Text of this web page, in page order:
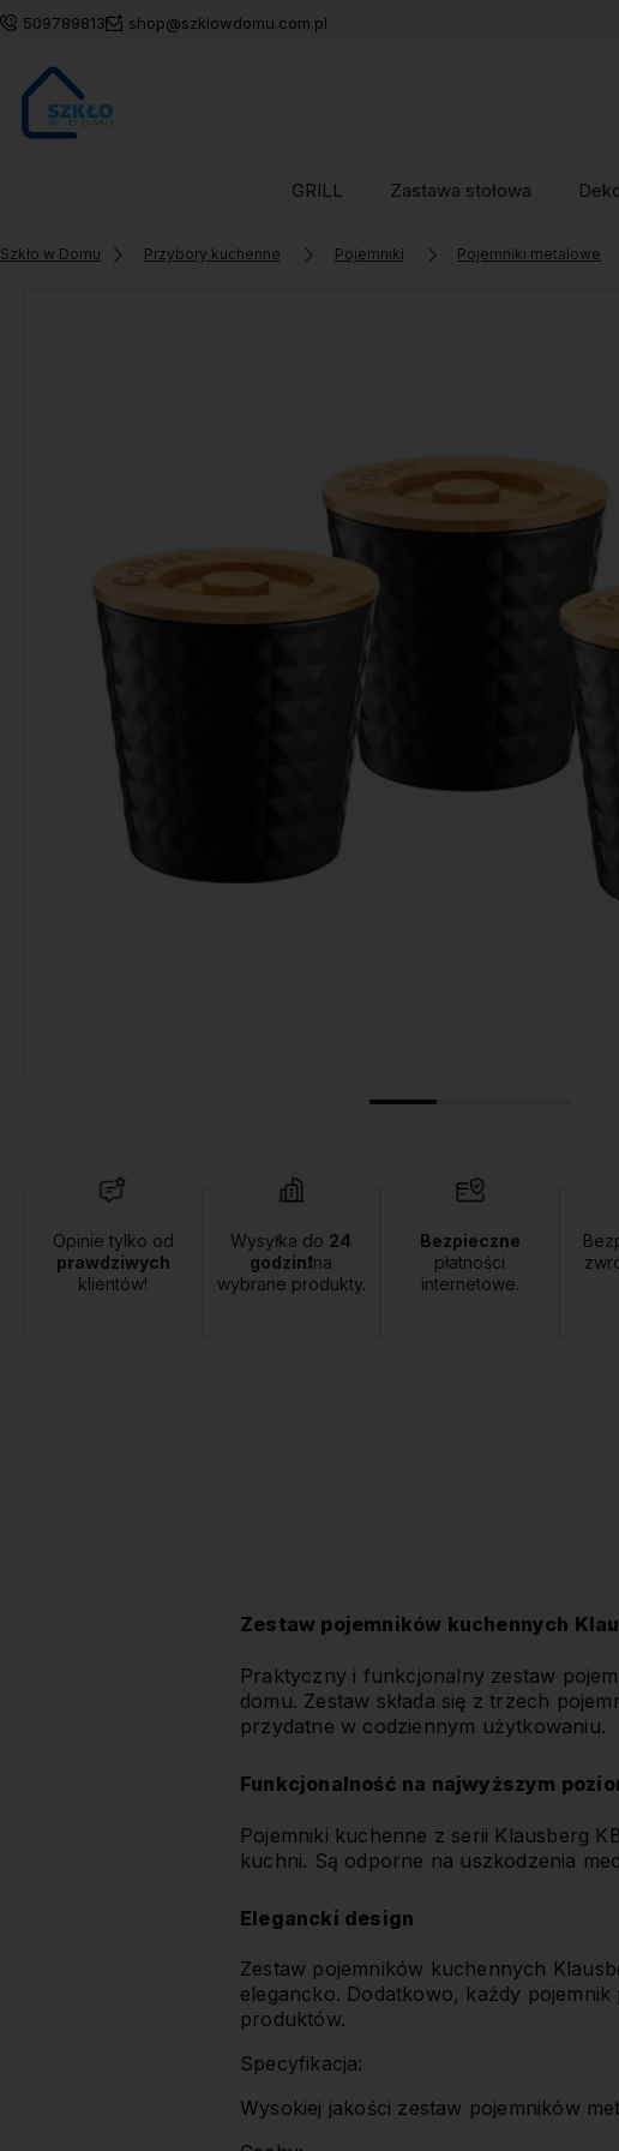
509789813 shop@szklowdomu.com.pl
GRILL Zastawa stołowa
Szkło w Domu Przybory kuchenne Pojemniki Pojemniki metalowe
Opinie tylko od
prawdziwych
klientów!
Wysyłka do 24
godzin❗na
wybrane produkty.
Bezpieczne
płatności
internetowe.
Zestaw pojemników kuchennych
Praktyczny i funkcjonalny zestaw
domu. Zestaw składa się z trzech
przydatne w codziennym użytkowaniu.
Funkcjonalność na najwyższym
Pojemniki kuchenne z serii Klausberg
kuchni. Są odporne na uszkodzenia
Elegancki design
Zestaw pojemników kuchennych
elegancko. Dodatkowo, każdy
produktów.
Specyfikacja:
Wysokiej jakości zestaw pojemników